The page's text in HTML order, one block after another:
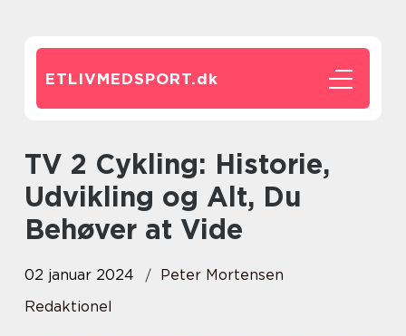
ETLIVMEDSPORT.dk
TV 2 Cykling: Historie,
Udvikling og Alt, Du
Behøver at Vide
02 januar 2024
Peter Mortensen
Redaktionel